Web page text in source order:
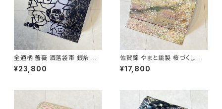
全通柄 薔薇 洒落袋帯 銀糸 長
尺 正絹 白 黒 青紫 659
¥23,800
佐賀錦 やまと誂製 桜づくし 袋
帯 正絹 金銀糸 ラメ ピンク 白
722
¥17,800